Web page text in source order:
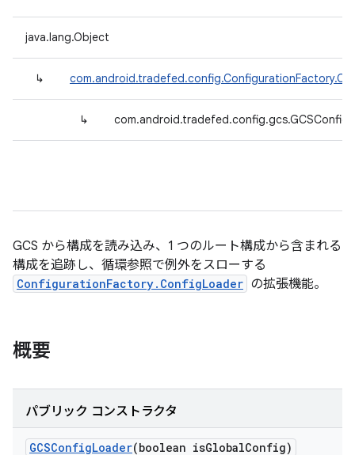
java.lang.Object
↳
↳
GCS から構成を読み込み、1 つのルート構成から含まれる
構成を追跡し、循環参照で例外をスローする
ConfigurationFactory.ConfigLoader の拡張機能。
概要
パブリック コンストラクタ
GCSConfigLoader(boolean isGlobalConfig)